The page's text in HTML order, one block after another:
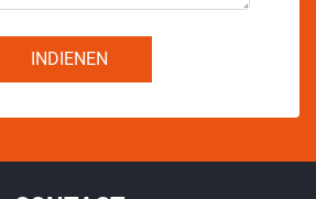
INDIENEN